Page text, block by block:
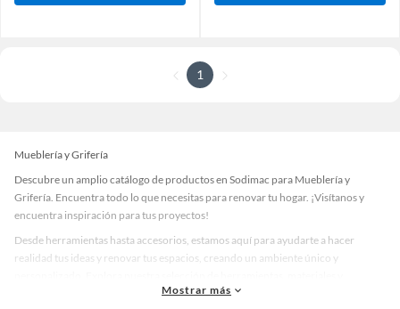
1
Mueblería y Grifería
Descubre un amplio catálogo de productos en Sodimac para Mueblería y
Grifería. Encuentra todo lo que necesitas para renovar tu hogar. ¡Visítanos y
encuentra inspiración para tus proyectos!
Desde herramientas hasta accesorios, estamos aquí para ayudarte a hacer
realidad tus ideas y renovar tus espacios, creando un ambiente único y
accesorios de calidad que te ayudarán a crear un espacio más tú.
Mostrar más